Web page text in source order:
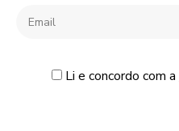
Li e concordo com a